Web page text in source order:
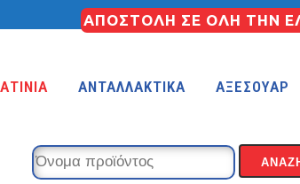
ΑΠΟΣΤΟΛΗ ΣΕ ΟΛΗ ΤΗΝ
ΑΝΤΑΛΛΑΚΤΙΚΑ ΑΞΕΣΟΥΑΡ